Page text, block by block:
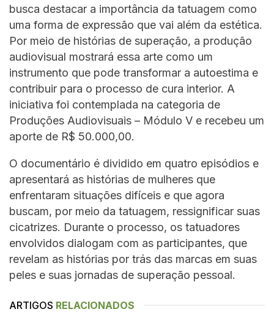
busca destacar a importância da tatuagem como
uma forma de expressão que vai além da estética.
Por meio de histórias de superação, a produção
audiovisual mostrará essa arte como um
instrumento que pode transformar a autoestima e
contribuir para o processo de cura interior. A
iniciativa foi contemplada na categoria de
Produções Audiovisuais – Módulo V e recebeu um
aporte de R$ 50.000,00.
O documentário é dividido em quatro episódios e
apresentará as histórias de mulheres que
enfrentaram situações difíceis e que agora
buscam, por meio da tatuagem, ressignificar suas
cicatrizes. Durante o processo, os tatuadores
envolvidos dialogam com as participantes, que
revelam as histórias por trás das marcas em suas
peles e suas jornadas de superação pessoal.
ARTIGOS RELACIONADOS